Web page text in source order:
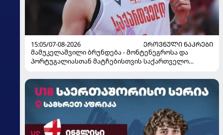
15:05/07-08-2026
ᲔᲠᲝᲕᲜᲣᲚᲘ ᲜᲐᲙᲠᲔᲑᲘ
მამუკელაშვილი ბრუნდება - მონტენეგროსა და
პორტუგალიასთან მატჩებისთვის საქართველო